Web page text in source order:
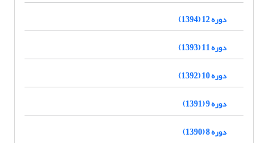
دوره 12 (1394)
دوره 11 (1393)
دوره 10 (1392)
دوره 9 (1391)
دوره 8 (1390)